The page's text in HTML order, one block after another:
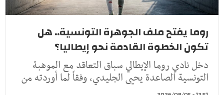
روما يفتح ملف الجوهرة التونسية.. هل
تكون الخطوة القادمة نحو إيطاليا؟
دخل نادي روما الإيطالي سباق التعاقد مع الموهبة
التونسية الصاعدة يحيى الجليدي، وفقاً لما أوردته من